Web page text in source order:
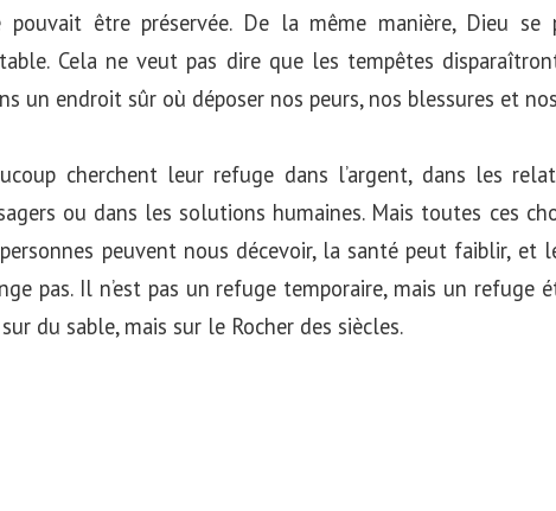
pouvait être préservée. De la même manière, Dieu
Cela ne veut pas dire que les tempêtes
un endroit sûr où déposer nos peurs, nos blessures et
cherchent leur refuge dans l’argent, dans les
ou dans les solutions humaines. Mais toutes ces
peuvent nous décevoir, la santé peut faiblir, et
pas. Il n’est pas un refuge temporaire, mais un refuge
du sable, mais sur le Rocher des siècles.